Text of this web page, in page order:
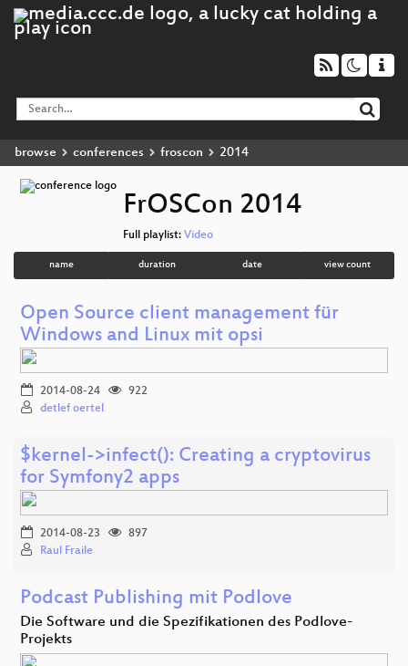
browse conferences froscon 2014
FrOSCon 2014
Full playlist: Video
name duration date view count
Open Source client management für
Windows and Linux mit opsi
2014-08-24
922
detlef oertel
$kernel->infect(): Creating a cryptovirus
for Symfony2 apps
2014-08-23
897
Raul Fraile
Podcast Publishing mit Podlove
Die Software und die Spezifikationen des Podlove-
Projekts